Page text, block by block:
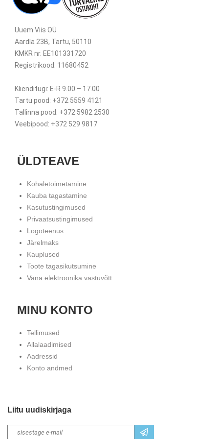
Uuem Viis OÜ
Aardla 23B, Tartu, 50110
KMKR nr. EE101331720
Registrikood: 11680452
Klienditugi: E-R 9.00 – 17.00
Tartu pood: +372 5559 4121
Tallinna pood: +372 5982 2530
Veebipood: +372 529 9817
ÜLDTEAVE
Kohaletoimetamine
Kauba tagastamine
Kasutustingimused
Privaatsustingimused
Logoteenus
Järelmaks
Kauplused
Toote tagasikutsumine
Vana elektroonika vastuvõtt
MINU KONTO
Tellimused
Allalaadimised
Aadressid
Konto andmed
Liitu uudiskirjaga